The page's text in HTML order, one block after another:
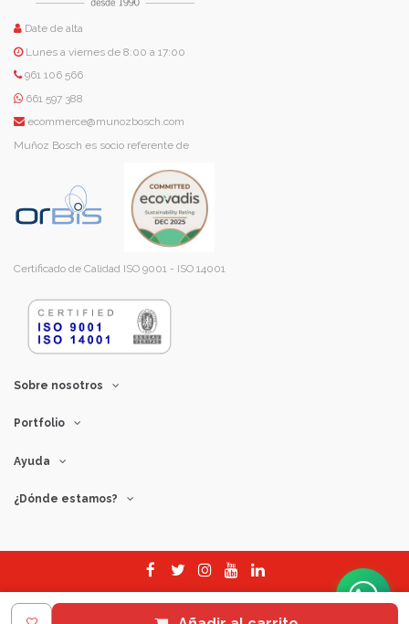
Date de alta
Lunes a viernes de 8:00 a 17:00
961 106 566
661 597 388
ecommerce@munozbosch.com
Muñoz Bosch es socio referente de
Certificado de Calidad ISO 9001 - ISO 14001
Sobre nosotros
Portfolio
Ayuda
¿Dónde estamos?
© Copyright 2026 B97828446 - Muñoz Bosch S.L.U.